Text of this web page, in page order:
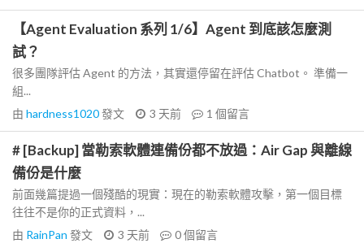
【Agent Evaluation 系列 1/6】Agent 到底該怎麼測
試？
很多團隊評估 Agent 的方法，其實還停留在評估 Chatbot。 準備一
組...
由 hardness1020發文 3 天前 1 個留言
# [Backup] 當勒索軟體連備份都不放過：Air Gap 與離線
備份是什麼
前面幾篇提過一個殘酷的現實：現在的勒索軟體攻擊，第一個目標
往往不是你的正式資料，...
由 RainPan 發文 3 天前 0個留言